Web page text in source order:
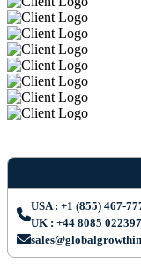
USA : +1 (855) 467-
UK : +44 8085